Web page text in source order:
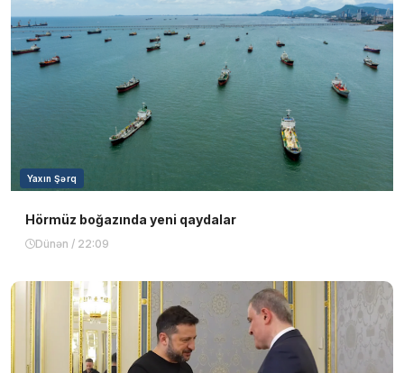
Yaxın Şərq
Hörmüz boğazında yeni qaydalar
Dünən / 22:09